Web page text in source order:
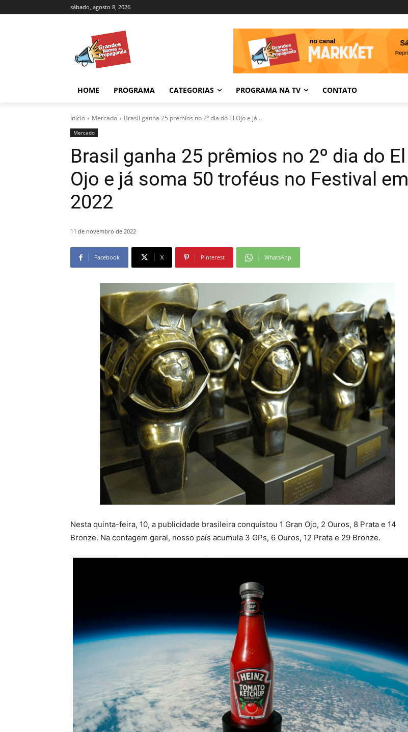
sábado, agosto 8, 2026
HOME PROGRAMA CATEGORIAS PROGRAMA NA TV CONTATO
Início Mercado Brasil ganha 25 prêmios no 2º dia do El Ojo e já...
Mercado
Brasil ganha 25 prêmios no 2º dia do El
Ojo e já soma 50 troféus no Festival em
2022
11 de novembro de 2022
Facebook X Pinterest WhatsApp
Nesta quinta-feira, 10, a publicidade brasileira conquistou 1 Gran Ojo, 2 Ouros, 8 Prata e 14
Bronze. Na contagem geral, nosso país acumula 3 GPs, 6 Ouros, 12 Prata e 29 Bronze.